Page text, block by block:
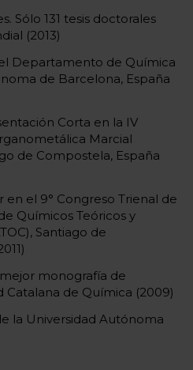
Sólo 131 tesis doctorales
(2013)
Departamento de Química
de Barcelona, España
Corta en la IV
Marcial
de Compostela, España
en el 9° Congreso Trienal de
Químicos Teóricos y
Santiago de
monografía de
Catalana de Química (2009)
la Universidad Autónoma